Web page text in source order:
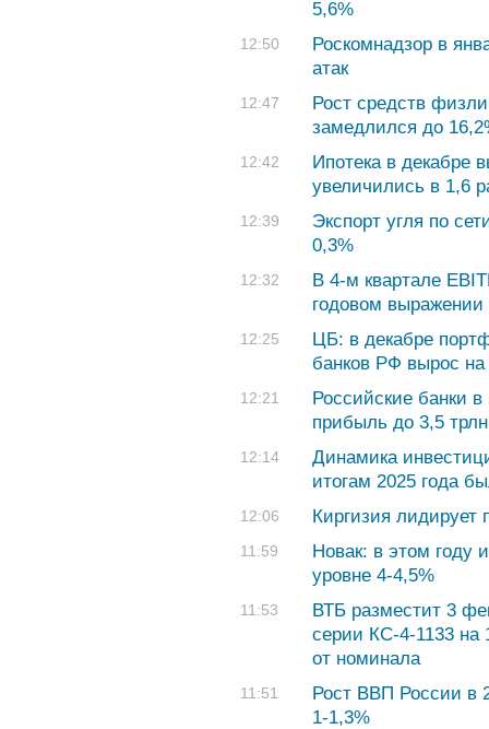
5,6%
12:50
Роскомнадзор в
атак
12:47
Рост средств
замедлился до
12:42
Ипотека в декабре
увеличились в 1,6
12:39
Экспорт угля по
0,3%
12:32
В 4-м квартале
годовом выражении
12:25
ЦБ: в декабре
банков РФ вырос на
12:21
Российские банки
прибыль до 3,5
12:14
Динамика
итогам 2025 года
12:06 Киргизия
11:59
Новак: в этом году
уровне 4-4,5%
11:53
ВТБ разместит 3
серии КС-4-1133 на
от номинала
11:51
Рост ВВП России в
1-1,3%